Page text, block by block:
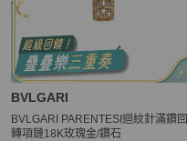
BVLGARI
BVLGARI PARENTESI迴紋針滿鑽回
轉項鏈18K玫瑰金/鑽石